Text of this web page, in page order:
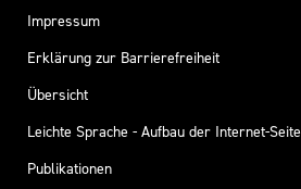
Impressum
Erklärung zur Barrierefreiheit
Übersicht
Leichte Sprache - Aufbau der Internet-Seite
Publikationen